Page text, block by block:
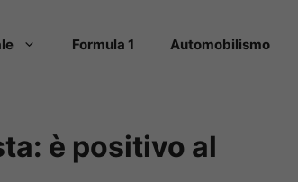
Formula 1 Automobilismo
è positivo al